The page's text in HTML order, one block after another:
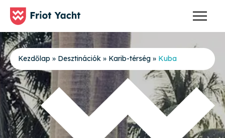
Kezdőlap » Desztinációk » Karib-térség » Kuba